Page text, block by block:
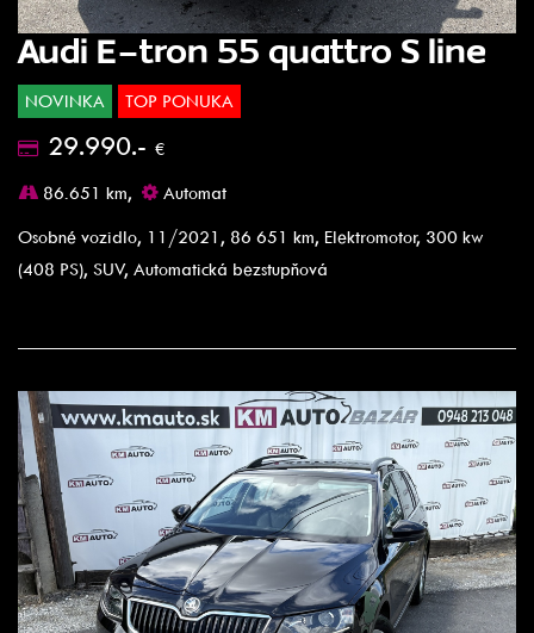
Audi E-tron 55 quattro S line
NOVINKA TOP PONUKA
29.990.- €
86.651 km,
Automat
Osobné vozidlo, 11/2021, 86 651 km, Elektromotor, 300 kw
(408 PS), SUV, Automatická bezstupňová